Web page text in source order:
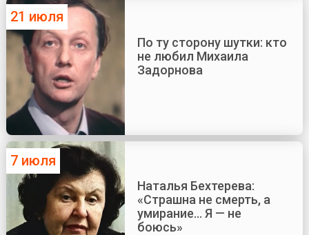
21 июля
По ту сторону шутки: кто
не любил Михаила
Задорнова
7 июля
Наталья Бехтерева:
«Страшна не смерть, а
умирание... Я — не
боюсь»